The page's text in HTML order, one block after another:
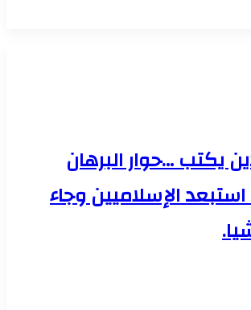
يكتب …حوار البرهان
الإسلاميين وجاء